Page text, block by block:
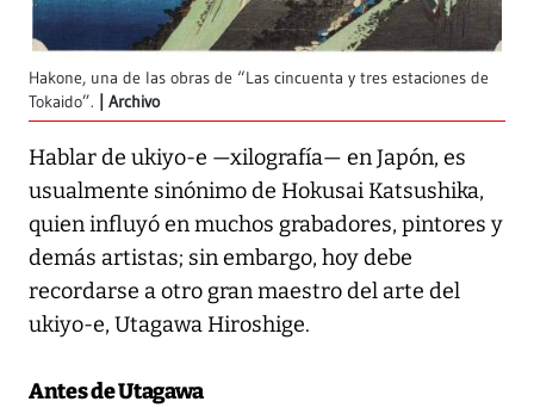
Hakone, una de las obras de “Las cincuenta y tres estaciones de
Tokaido”.
Archivo
Hablar de ukiyo-e —xilografía— en Japón, es
usualmente sinónimo de Hokusai Katsushika,
quien influyó en muchos grabadores, pintores y
demás artistas; sin embargo, hoy debe
recordarse a otro gran maestro del arte del
ukiyo-e, Utagawa Hiroshige.
Antes de Utagawa